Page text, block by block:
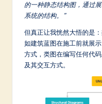
&
o
ft
的一种静态结构图，通过
系统的结构。”
但真正让我恍然大悟的是：
如建筑蓝图在施工前就展
方式，类图在编写任何代
及其交互方式。